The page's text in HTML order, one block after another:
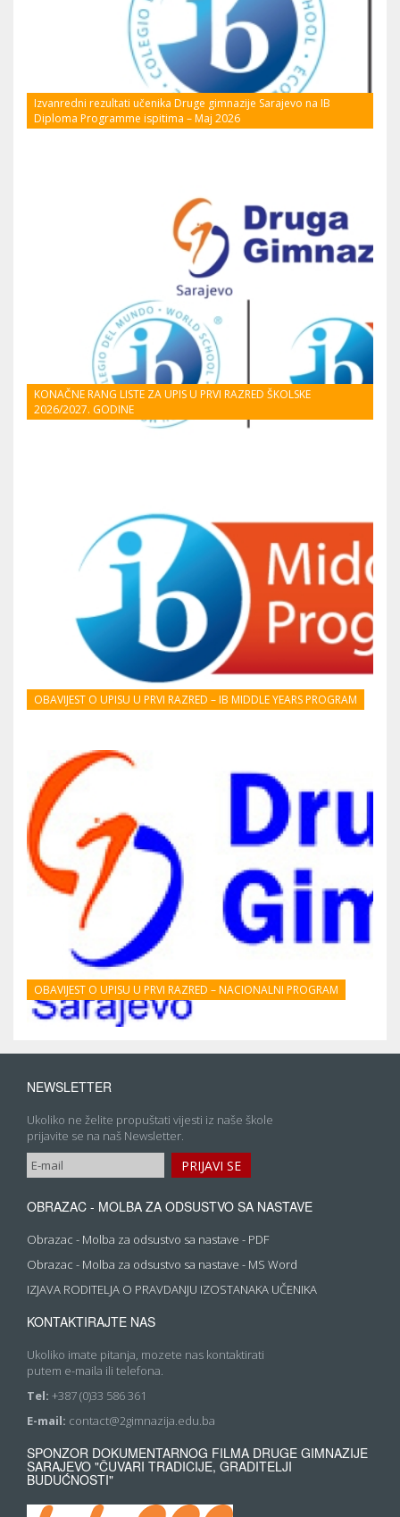
Izvanredni rezultati učenika Druge gimnazije Sarajevo na IB
Diploma Programme ispitima – Maj 2026
KONAČNE RANG LISTE ZA UPIS U PRVI RAZRED ŠKOLSKE
2026/2027. GODINE
OBAVIJEST O UPISU U PRVI RAZRED – IB MIDDLE YEARS PROGRAM
OBAVIJEST O UPISU U PRVI RAZRED – NACIONALNI PROGRAM
NEWSLETTER
Ukoliko ne želite propuštati vijesti iz naše škole
prijavite se na naš Newsletter.
OBRAZAC - MOLBA ZA ODSUSTVO SA NASTAVE
Obrazac - Molba za odsustvo sa nastave - PDF
Obrazac - Molba za odsustvo sa nastave - MS Word
IZJAVA RODITELJA O PRAVDANJU IZOSTANAKA UČENIKA
KONTAKTIRAJTE NAS
Ukoliko imate pitanja, mozete nas kontaktirati
putem e-maila ili telefona.
Tel: +387 (0)33 586 361
E-mail: contact@2gimnazija.edu.ba
SPONZOR DOKUMENTARNOG FILMA DRUGE GIMNAZIJE
SARAJEVO "ČUVARI TRADICIJE, GRADITELJI
BUDUĆNOSTI"